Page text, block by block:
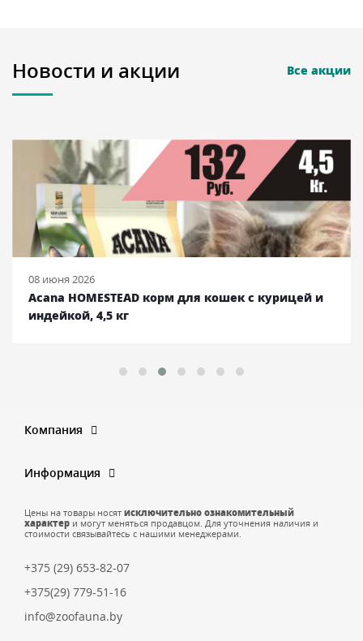
Новости и акции Все акции
08 июня 2026
Acana HOMESTEAD корм для кошек с курицей и
индейкой, 4,5 кг
Компания
Информация
Цены на товары носят исключительно ознакомительный
характер и могут меняться продавцом. Для уточнения наличия и
стоимости связывайтесь с нашими менеджерами.
+375 (29) 653-82-07
+375(29) 779-51-16
info@zoofauna.by